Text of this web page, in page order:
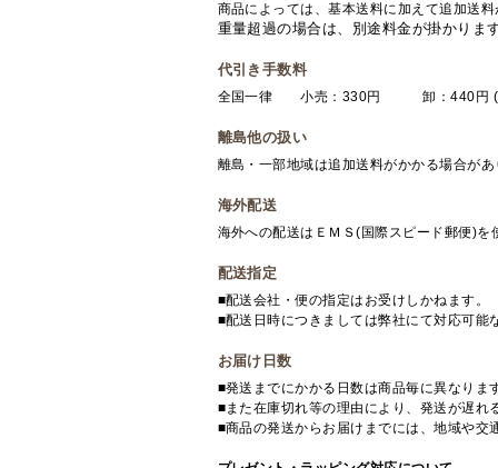
商品によっては、基本送料に加えて追加送
重量超過の場合は、別途料金が掛かりま
代引き手数料
全国一律 小売：330円 卸：440円 (
離島他の扱い
離島・一部地域は追加送料がかかる場合が
海外配送
海外への配送はＥＭＳ(国際スピード郵便)
配送指定
■配送会社・便の指定はお受けしかねます。
■配送日時につきましては弊社にて対応可能
お届け日数
■発送までにかかる日数は商品毎に異なりま
■また在庫切れ等の理由により、発送が遅れ
■商品の発送からお届けまでには、地域や交